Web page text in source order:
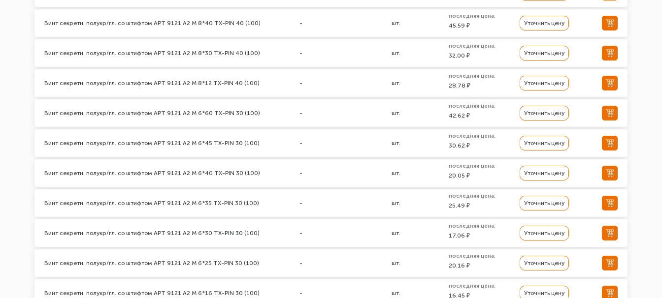
Винт секретн. полукр/гл. со штифтом АРТ 9121 А2 M 8*40 TX-PIN 40 (100) - шт.
последняя цена:
45.59 ₽ Уточнить цену
Винт секретн. полукр/гл. со штифтом АРТ 9121 А2 M 8*30 TX-PIN 40 (100) - шт.
последняя цена:
32.00 ₽ Уточнить цену
Винт секретн. полукр/гл. со штифтом АРТ 9121 А2 M 8*12 TX-PIN 40 (100) - шт.
последняя цена:
28.78 ₽ Уточнить цену
Винт секретн. полукр/гл. со штифтом АРТ 9121 А2 M 6*60 TX-PIN 30 (100) - шт.
последняя цена:
42.62 ₽ Уточнить цену
Винт секретн. полукр/гл. со штифтом АРТ 9121 А2 M 6*45 TX-PIN 30 (100) - шт.
последняя цена:
30.62 ₽ Уточнить цену
Винт секретн. полукр/гл. со штифтом АРТ 9121 А2 M 6*40 TX-PIN 30 (100) - шт.
последняя цена:
20.05 ₽ Уточнить цену
Винт секретн. полукр/гл. со штифтом АРТ 9121 А2 M 6*35 TX-PIN 30 (100) - шт.
последняя цена:
25.49 ₽ Уточнить цену
Винт секретн. полукр/гл. со штифтом АРТ 9121 А2 M 6*30 TX-PIN 30 (100) - шт.
последняя цена:
17.06 ₽ Уточнить цену
Винт секретн. полукр/гл. со штифтом АРТ 9121 А2 M 6*25 TX-PIN 30 (100) - шт.
последняя цена:
20.16 ₽ Уточнить цену
Винт секретн. полукр/гл. со штифтом АРТ 9121 А2 M 6*16 TX-PIN 30 (100) - шт.
последняя цена:
16.45 ₽ Уточнить цену